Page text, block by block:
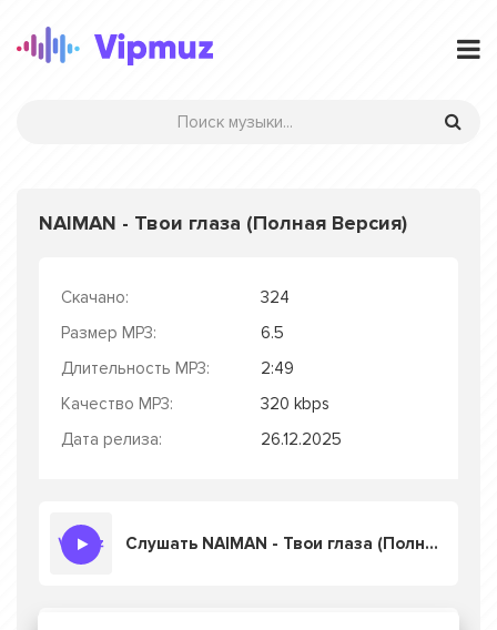
NAIMAN - Твои глаза (Полная Версия)
Скачано:
324
Размер MP3:
6.5
Длительность MP3:
2:49
Качество MP3:
320 kbps
Дата релиза:
26.12.2025
Слушать NAIMAN - Твои глаза (Полная Версия)